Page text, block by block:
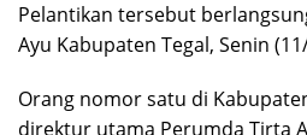
Pelantikan tersebut
Ayu Kabupaten Tegal, Senin
Orang nomor satu di
direktur utama Perumda Tirta